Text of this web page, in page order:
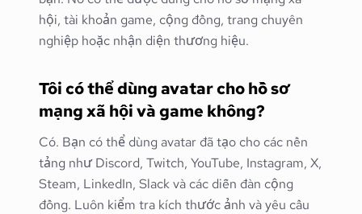
hội, tài khoản game, cộng đồng, trang chuyên
nghiệp hoặc nhận diện thương hiệu.
Tôi có thể dùng avatar cho hồ sơ
mạng xã hội và game không?
Có. Bạn có thể dùng avatar đã tạo cho các nền
tảng như Discord, Twitch, YouTube, Instagram, X,
Steam, LinkedIn, Slack và các diễn đàn cộng
đồng. Luôn kiểm tra kích thước ảnh và yêu cầu